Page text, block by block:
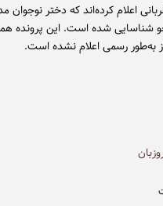
اعلام کرده‌اند که دختر
شده است. این پرونده
به‌طور رسمی اعلام نشده است.